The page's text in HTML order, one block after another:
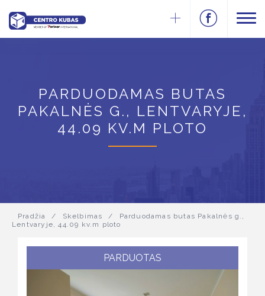
PARDUODAMAS BUTAS
PAKALNĖS G., LENTVARYJE,
44.09 KV.M PLOTO
Pradžia / Skelbimas /
Parduodamas butas Pakalnės g.,
Lentvaryje, 44.09 kv.m ploto
PARDUOTAS